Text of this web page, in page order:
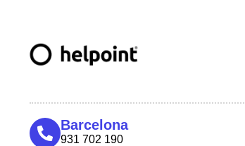
Barcelona
931 702 190